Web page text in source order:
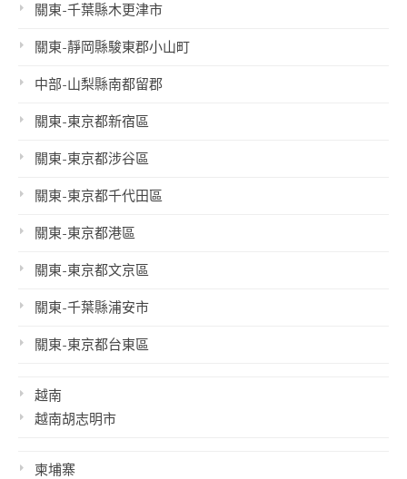
關東-千葉縣木更津市
關東-靜岡縣駿東郡小山町
中部-山梨縣南都留郡
關東-東京都新宿區
關東-東京都涉谷區
關東-東京都千代田區
關東-東京都港區
關東-東京都文京區
關東-千葉縣浦安市
關東-東京都台東區
越南
越南胡志明市
柬埔寨